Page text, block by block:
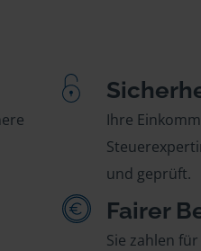
Ihre
und geprüft.
Fairer
Sie zahlen